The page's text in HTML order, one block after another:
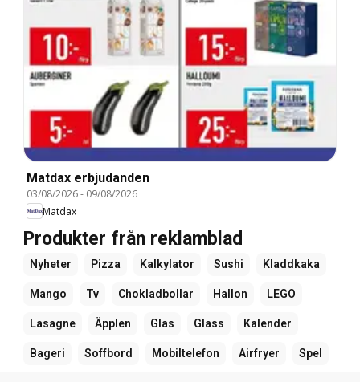
Matdax erbjudanden
03/08/2026- 09/08/2026
Matdax
Produkter från reklamblad
Nyheter Pizza Kalkylator Sushi Kladdkaka
Mango Tv Chokladbollar Hallon LEGO
Lasagne Äpplen Glas Glass Kalender
Bageri Soffbord Mobiltelefon Airfryer Spel